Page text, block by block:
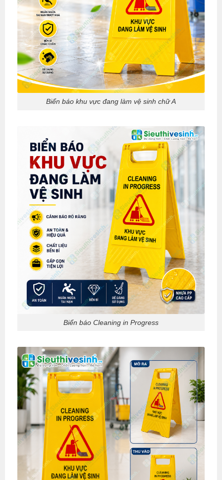
Biển báo khu vực đang làm vệ sinh chữ A
Biển báo Cleaning in Progress